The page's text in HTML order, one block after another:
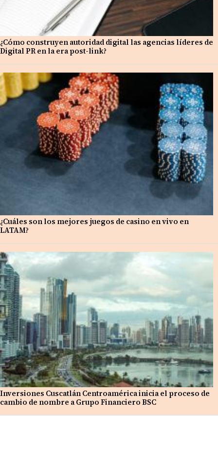
¿Cómo construyen autoridad digital las agencias líderes de
Digital PR en la era post-link?
¿Cuáles son los mejores juegos de casino en vivo en
LATAM?
Inversiones Cuscatlán Centroamérica inicia el proceso de
cambio de nombre a Grupo Financiero BSC